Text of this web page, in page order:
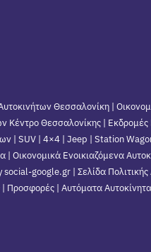
Θεσσαλονίκη |
Κέντρο Θεσσαλονίκης | Εκδρομές
| SUV | 4×4 | Jeep | Station
| Οικονομικά Ενοικιαζόμενα
social-google.gr | Σελίδα
| Προσφορές | Αυτόματα Αυτοκίνητα